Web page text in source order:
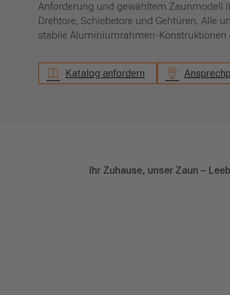
Anforderung und gewähltem Zaunmodell
Drehtore, Schiebetore und Gehtüren. Alle
stabile Aluminiumrahmen-Konstruktionen
Katalog anfordern
Ihr Zuhause, unser Zaun –